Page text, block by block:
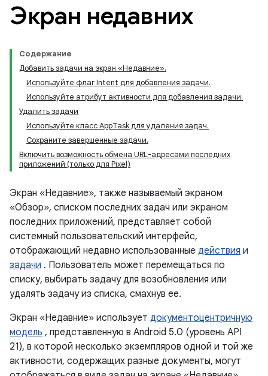
Экран недавних
Содержание
Добавить задачи на экран «Недавние».
Используйте флаг Intent для добавления задачи.
Используйте атрибут активности для добавления задачи.
Удалить задачи
Используйте класс AppTask для удаления задач.
Сохраните завершенные задачи.
Включить возможность обмена URL-адресами последних
приложений (только для Pixel)
Экран «Недавние», также называемый экраном
«Обзор», списком последних задач или экраном
последних приложений, представляет собой
системный пользовательский интерфейс,
отображающий недавно использованные действия и
задачи . Пользователь может перемещаться по
списку, выбирать задачу для возобновления или
удалять задачу из списка, смахнув ее.
Экран «Недавние» использует документоцентричную
модель , представленную в Android 5.0 (уровень API
21), в которой несколько экземпляров одной и той же
активности, содержащих разные документы, могут